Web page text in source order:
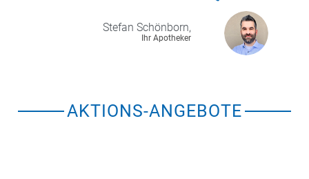
Stefan Schönborn,
Ihr Apotheker
AKTIONS-ANGEBOTE